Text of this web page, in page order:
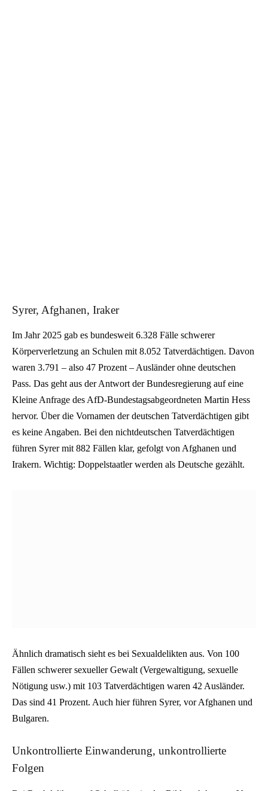
Syrer, Afghanen, Iraker
Im Jahr 2025 gab es bundesweit 6.328 Fälle schwerer
Körperverletzung an Schulen mit 8.052 Tatverdächtigen. Davon
waren 3.791 – also 47 Prozent – Ausländer ohne deutschen
Pass. Das geht aus der Antwort der Bundesregierung auf eine
Kleine Anfrage des AfD-Bundestagsabgeordneten Martin Hess
hervor. Über die Vornamen der deutschen Tatverdächtigen gibt
es keine Angaben. Bei den nichtdeutschen Tatverdächtigen
führen Syrer mit 882 Fällen klar, gefolgt von Afghanen und
Irakern. Wichtig: Doppelstaatler werden als Deutsche gezählt.
Ähnlich dramatisch sieht es bei Sexualdelikten aus. Von 100
Fällen schwerer sexueller Gewalt (Vergewaltigung, sexuelle
Nötigung usw.) mit 103 Tatverdächtigen waren 42 Ausländer.
Das sind 41 Prozent. Auch hier führen Syrer, vor Afghanen und
Bulgaren.
Unkontrollierte Einwanderung, unkontrollierte
Folgen